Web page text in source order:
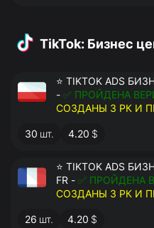
TikTok: Бизнес
⭐ TIKTOK ADS
- ✅ ПРОЙДЕНА
СОЗДАНЫ 3 РК И
-
ЗАПОЛНЕН -
30 шт. 4.20 $
⭐ TIKTOK ADS
FR - ✅ ПРОЙДЕНА
СОЗДАНЫ 3 РК И
-
ЗАПОЛНЕН -
26 шт. 4.20 $